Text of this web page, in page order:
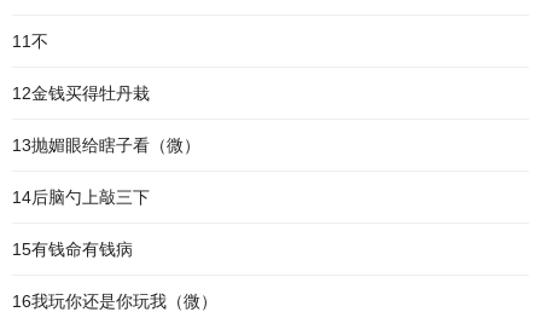
11不
12金钱买得牡丹栽
13抛媚眼给瞎子看（微）
14后脑勺上敲三下
15有钱命有钱病
16我玩你还是你玩我（微）